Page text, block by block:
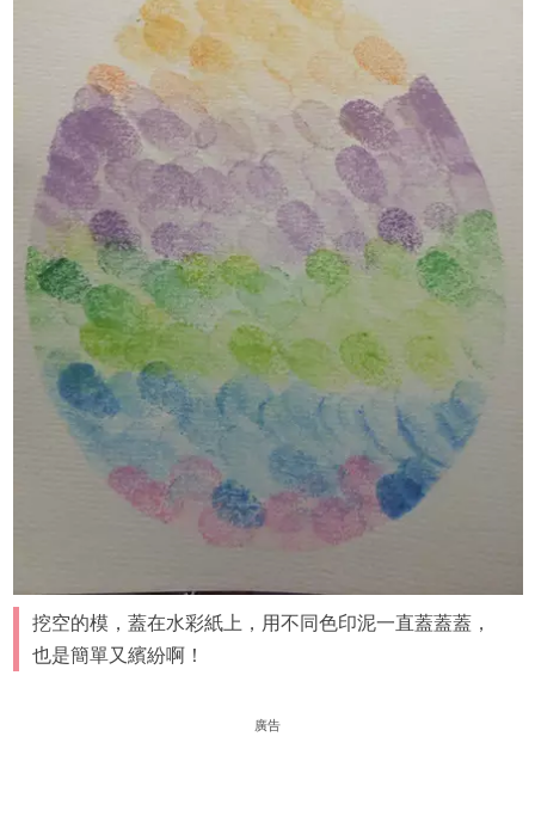
挖空的模，蓋在水彩紙上，用不同色印泥一直蓋蓋蓋，
也是簡單又繽紛啊！
廣告